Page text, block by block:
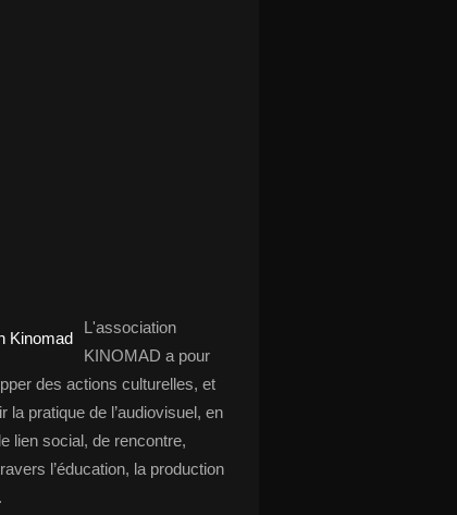
L'association
KINOMAD a pour
des actions culturelles, et
la pratique de l’audiovisuel, en
lien social, de rencontre,
l’éducation, la production